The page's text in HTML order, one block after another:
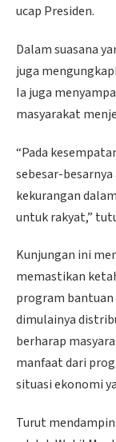
ucap Presiden.
Dalam suasana
juga
Ia juga
masyarakat
“Pada
sebesar-
kekurangan
untuk rakyat,”
Kunjungan ini
memastikan
program bantuan
dimulainya
berharap
manfaat dari
situasi ekonomi
Turut